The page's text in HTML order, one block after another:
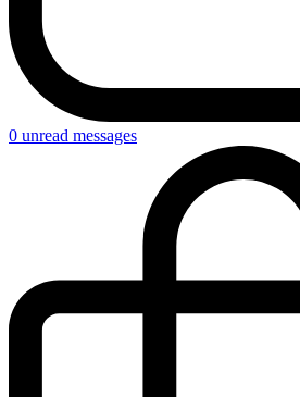
0 unread messages